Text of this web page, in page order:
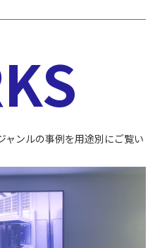
ャンルの事例を用途別にご覧い